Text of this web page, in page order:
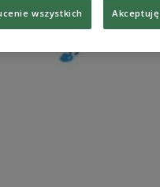
wszystkich